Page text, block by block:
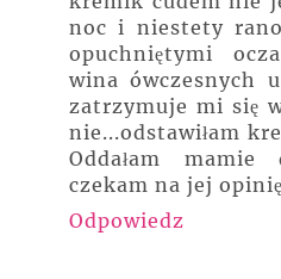
noc i niestety
opuchniętymi
wina ówczesnych
zatrzymuje mi się
nie...odstawiłam
Oddałam
czekam na jej
Odpowiedz